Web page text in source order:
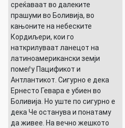
среќаваат во далеките
прашуми во Боливија, во
кањоните на небеските
Кордиљери, кои го
наткрилуваат ланецот на
латиноамерикански земји
помеѓу Пацификот и
Антлантикот. Сигурно е дека
Ернесто Гевара е убиен во
Боливија. Но уште по сигурно е
дека Че останува и понатаму
да живее. На вечно жешкото